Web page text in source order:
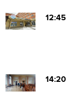
12:45
14:20